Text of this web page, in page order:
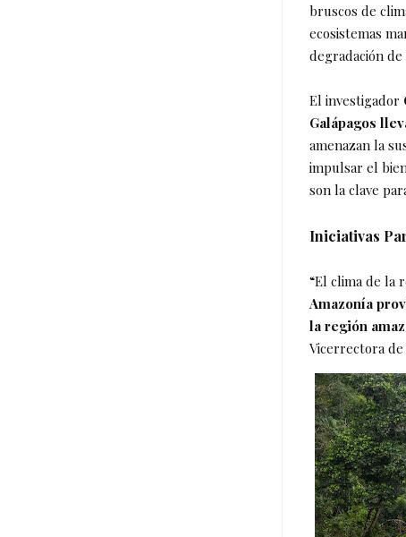
bruscos de
ecosistemas
degradación
El investigador
Galápagos
amenazan la
impulsar el
son la clave
Iniciativas
“El clima de la
Amazonía
la región
Vicerrectora de